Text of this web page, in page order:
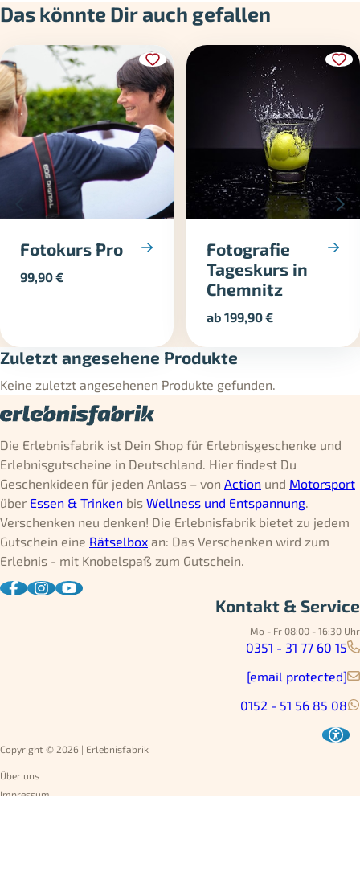
Das könnte Dir auch gefallen
Fotokurs Pro
99,90€
Fotografie
Tageskurs in
Chemnitz
ab199,90€
Zuletzt angesehene Produkte
Keine zuletzt angesehenen Produkte gefunden.
Die Erlebnisfabrik ist Dein Shop für Erlebnisgeschenke und
Erlebnisgutscheine in Deutschland. Hier findest Du
Geschenkideen für jeden Anlass – von Action und Motorsport
über Essen & Trinken bis Wellness und Entspannung.
Verschenken neu denken! Die Erlebnisfabrik bietet zu jedem
Gutschein eine Rätselbox an: Das Verschenken wird zum
Erlebnis - mit Knobelspaß zum Gutschein.
Kontakt & Service
Mo - Fr 08:00 - 16:30 Uhr
0351 - 31 77 60 15
[email protected]
0152 - 51 56 85 08
Copyright © 2026 | Erlebnisfabrik
Über uns
Impressum